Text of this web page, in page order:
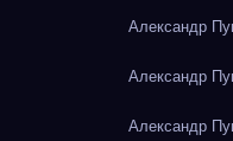
Александр
Александр
Александр